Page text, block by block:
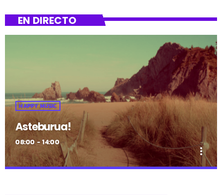
EN DIRECTO
HAPPY MUSIC
Asteburua!
08:00 - 14:00
more_vert